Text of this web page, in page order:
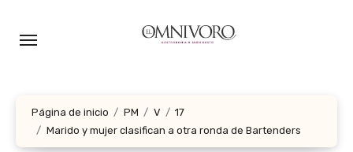
Página de inicio PM V
17
Marido y mujer clasifican a otra ronda de Bartenders